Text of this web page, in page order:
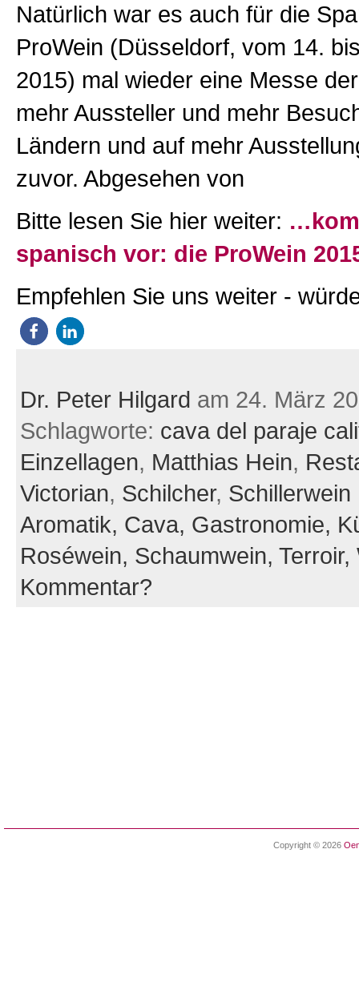
Natürlich war es auch für die
ProWein (Düsseldorf, vom 14.
2015) mal wieder eine Messe
mehr Aussteller und mehr
Ländern und auf mehr
zuvor. Abgesehen von
Bitte lesen Sie hier weiter:
spanisch vor: die ProWein
Empfehlen Sie uns weiter -
Dr. Peter Hilgard am 24. März
Schlagworte: cava del paraje
Einzellagen, Matthias Hein,
Victorian, Schilcher, Schillerwein
Aromatik, Cava, Gastronomie,
Roséwein, Schaumwein, Terroir,
Kommentar?
Copyright © 2026